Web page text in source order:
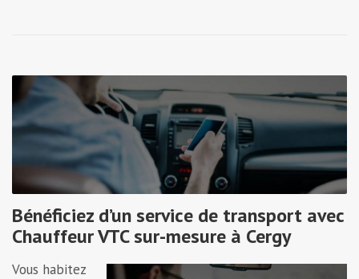
Bénéficiez d’un service de transport avec
Chauffeur VTC sur-mesure à Cergy
Vous habitez